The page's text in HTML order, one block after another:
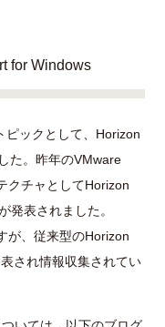
for Windows
ピックとして、 Horizon
た。昨年のVMware
クチャとしてHorizon
発表されました。
が、従来型のHorizon
され情報収集されてい